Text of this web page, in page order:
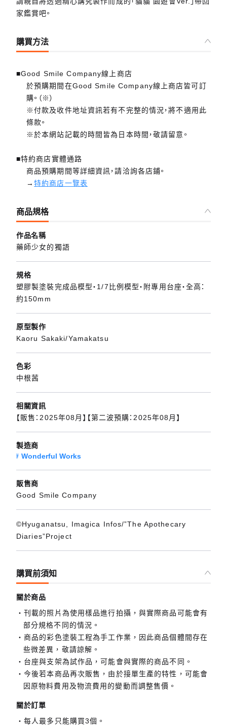
家鑑賞吧。
購買方法
■Good Smile Company線上商店
於預購期間在Good Smile Company線上商店皆可訂
購。（※）
※付款及收件地址資訊若有不完整的情況，將不適用此
條款。
※於本網站記載的時間皆為日本時間，敬請留意。
■特約商店實體通路
商品預購期間等詳細資訊，請洽詢各店鋪。
→特約商店一覽表
商品規格
作品名稱
藥師少女的獨語
規格
塑膠製塗裝完成品模型・1/7比例模型・附專用台座・全高：
約150mm
原型製作
Kaoru Sakaki/Yamakatsu
色彩
中根茜
相關資訊
【販售：2025年08月】【第二波預購：2025年08月】
製造商
Wonderful Works
販售商
Good Smile Company
©Hyuganatsu, Imagica Infos/”The Apothecary
Diaries”Project
購買前須知
關於商品
刊載的照片為使用樣品進行拍攝，與實際商品可能會有
部分規格不同的情況。
商品的彩色塗裝工程為手工作業，因此商品個體間存在
些微差異，敬請諒解。
台座與支架為試作品，可能會與實際的商品不同。
今後若本商品再次販售，由於接單生產的特性，可能會
因原物料費用及物流費用的變動而調整售價。
關於訂單
每人最多只能購買3個。